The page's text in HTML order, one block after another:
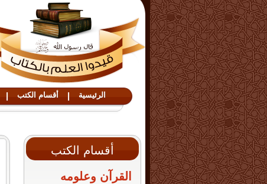
الرئيسية | أقسام الكتب |
أقسام الكتب
القرآن وعلومه